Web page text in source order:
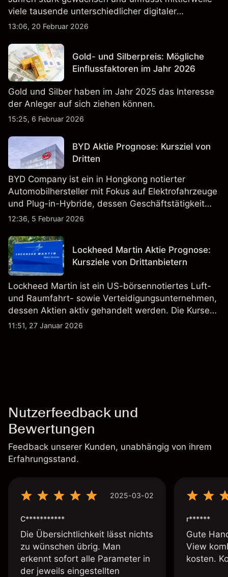
viele tausende unterschiedlicher digitaler
Währungen.
13:06, 20 Februar 2026
Gold- und Silberpreis: Mögliche
Einflussfaktoren im Jahr 2026
Gold und Silber haben im Jahr 2025 das Interesse
der Anleger auf sich ziehen können.
15:25, 6 Februar 2026
BYD Aktie Prognose: Kursziel von
Dritten
BYD Company ist ein in Hongkong notierter
Automobilhersteller mit Fokus auf Elektrofahrzeuge
und Plug-in-Hybride, dessen Geschäftstätigkeit
Fahrzeugproduktion, Batterien und verwandte
Märkten umfasst.
12:36, 5 Februar 2026
Lockheed Martin Aktie Prognose:
Kursziele von Drittanbietern
Lockheed Martin ist ein US-börsennotiertes Luft-
und Raumfahrt- sowie Verteidigungsunternehmen,
dessen Aktien aktiv gehandelt werden. Die Kurse
werden von Unternehmensergebnissen,
11:51, 27 Januar 2026
Nutzerfeedback und
Bewertungen
Feedback unserer Kunden, unabhängig von ihrem
Erfahrungsstand.
2025-03-02
C***********
Die Übersichtlichkeit lässt nichts
zu wünschen übrig. Man
erkennt sofort alle Parameter in
der jeweils eingestellten
r******
Gute
View
kosten.